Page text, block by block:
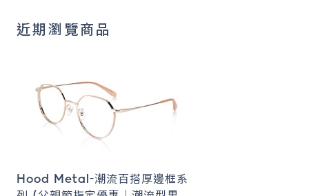
近期瀏覽商品
Hood Metal-潮流百搭厚邊框系